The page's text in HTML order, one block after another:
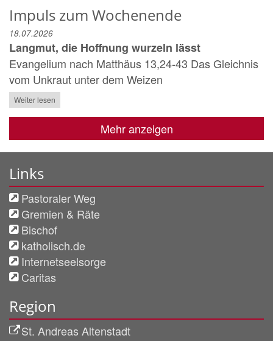
Impuls zum Wochenende
18.07.2026
Langmut, die Hoffnung wurzeln lässt
Evangelium nach Matthäus 13,24-43 Das Gleichnis
vom Unkraut unter dem Weizen
Weiter lesen
Mehr anzeigen
Links
Pastoraler Weg
Gremien & Räte
Bischof
katholisch.de
Internetseelsorge
Caritas
Region
St. Andreas Altenstadt